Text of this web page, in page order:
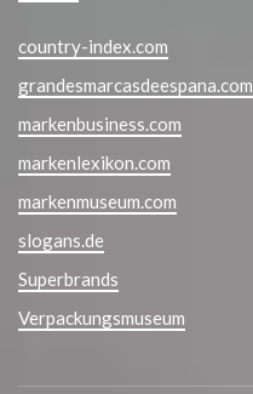
country-index.com
grandesmarcasdeespana.com
markenbusiness.com
markenlexikon.com
markenmuseum.com
slogans.de
Superbrands
Verpackungsmuseum